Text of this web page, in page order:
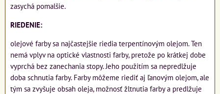
zasychá pomalšie.
RIEDENIE:
olejové farby sa najčastejšie riedia terpentínovým olejom. Ten
nemá vplyv na optické vlastnosti farby, pretože po krátkej dobe
vyprchá bez zanechania stopy. Jeho použitím sa nepredlžuje
doba schnutia farby. Farby môžeme riediť aj ľanovým olejom, ale
tým sa zvyšuje obsah oleja, možnosť žltnutia farby a predlžuje